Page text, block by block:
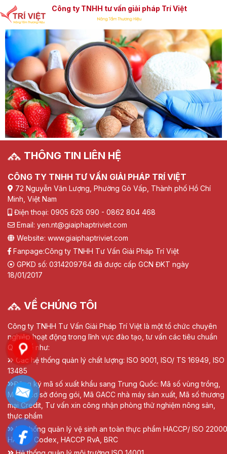
Công ty TNHH tư vấn giải pháp Trí Việt
THÔNG TIN LIÊN HỆ
CÔNG TY TNHH TƯ VẤN GIẢI PHÁP TRÍ VIỆT
72 Nguyễn Văn Lượng, Phường Gò Vấp, Thành phố Hồ Chí
Minh, Việt Nam
Điện thoại: 0905 626 090 - 0862 804 468
Email: yen.nt@giaiphaptriviet.com
Website: www.giaiphaptriviet.com
Fanpage:Công ty TNHH Tư Vấn Giải Pháp Trí Việt
GPKD số: 0314209764 đã được cấp GCN ĐKT ngày
18/01/2017
VỀ CHÚNG TÔI
Công ty TNHH Tư Vấn Giải Pháp Trí Việt là một tổ chức chuyên
nghiệp hoạt động trong lĩnh vực đào tạo, tư vấn các tiêu chuẩn
Quốc tế như:
Các hệ thống quản lý chất lượng: ISO 9001, ISO/ TS 16949, ISO
13485
Đăng ký mã số xuất khẩu sang Trung Quốc: Mã số vùng trồng,
Mã số cơ sở đóng gói, Mã GACC nhà máy sản xuất, Mã số thương
mại Credit, Tư vấn xin công nhận phòng thử nghiệm nông sản,
thực phẩm
Hệ thống quản lý vệ sinh an toàn thực phẩm HACCP/ ISO
HACCP Codex, HACCP RvA, BRC